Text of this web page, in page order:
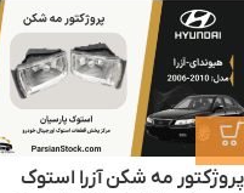
پروژکتور مه شکن آزرا استوک